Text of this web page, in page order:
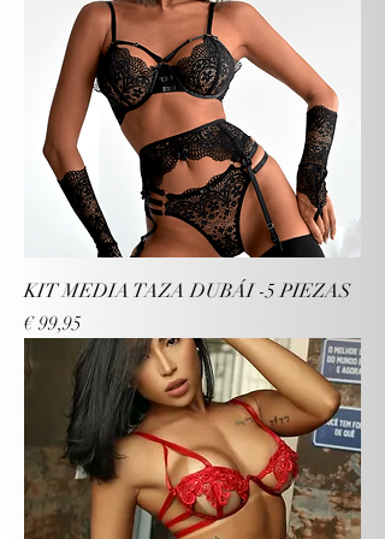
KIT MEDIA TAZA DUBÁI -5 PIEZAS
Preço
€ 99,95